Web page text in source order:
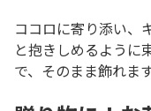
ココロに寄り添い、
と抱きしめるように
で、そのまま飾れます